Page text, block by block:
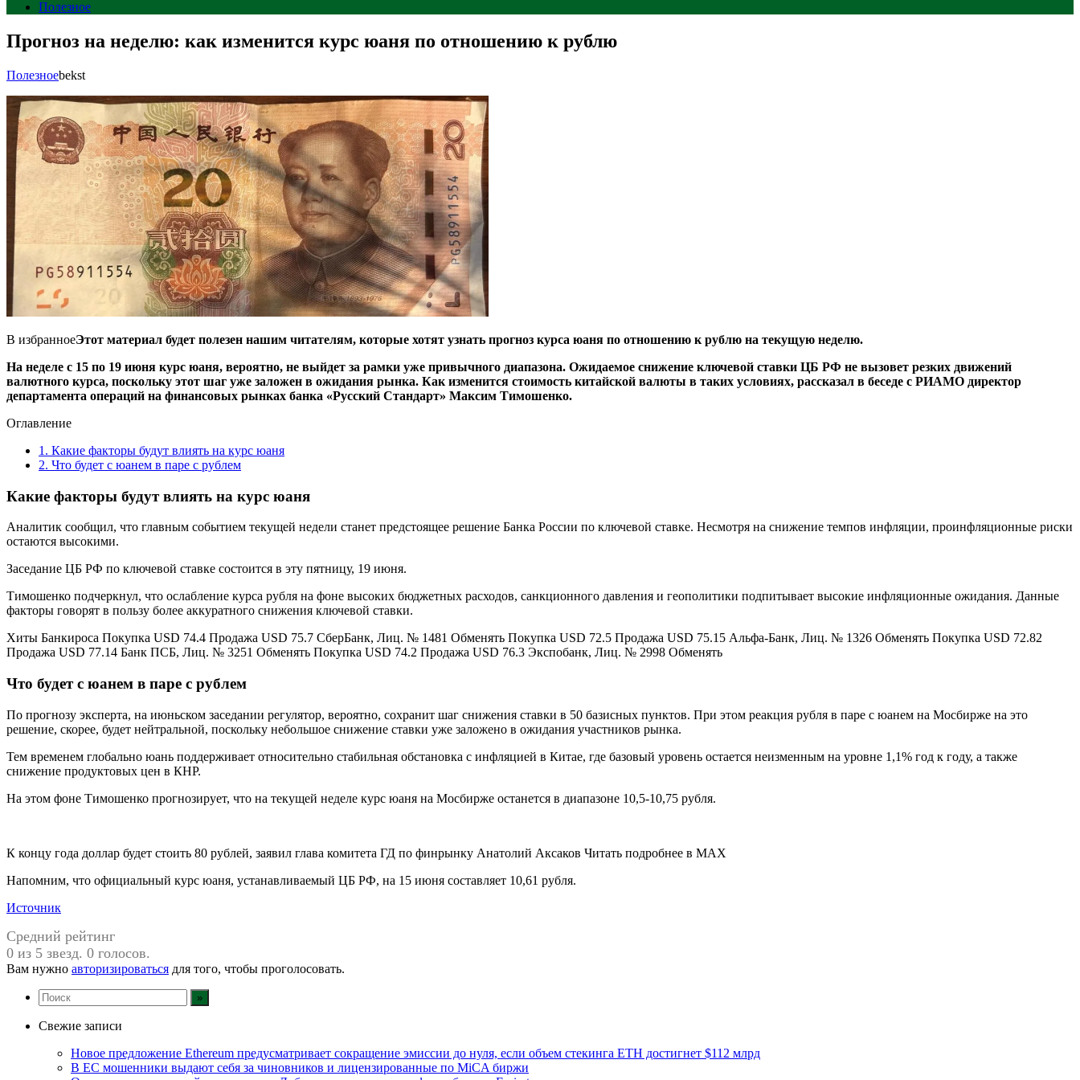
Полезное
Прогноз на неделю: как изменится курс юаня по отношению к рублю
Полезноеbekst
В избранноеЭтот материал будет полезен нашим читателям, которые хотят узнать прогноз курса юаня по отношению к рублю на текущую неделю.
На неделе с 15 по 19 июня курс юаня, вероятно, не выйдет за рамки уже привычного диапазона. Ожидаемое снижение ключевой ставки ЦБ РФ не вызовет резких движений
валютного курса, поскольку этот шаг уже заложен в ожидания рынка. Как изменится стоимость китайской валюты в таких условиях, рассказал в беседе с РИАМО директор
департамента операций на финансовых рынках банка «Русский Стандарт» Максим Тимошенко.
Оглавление
1. Какие факторы будут влиять на курс юаня
2. Что будет с юанем в паре с рублем
Какие факторы будут влиять на курс юаня
Аналитик сообщил, что главным событием текущей недели станет предстоящее решение Банка России по ключевой ставке. Несмотря на снижение темпов инфляции, проинфляционные риски
остаются высокими.
Заседание ЦБ РФ по ключевой ставке состоится в эту пятницу, 19 июня.
Тимошенко подчеркнул, что ослабление курса рубля на фоне высоких бюджетных расходов, санкционного давления и геополитики подпитывает высокие инфляционные ожидания. Данные
факторы говорят в пользу более аккуратного снижения ключевой ставки.
Хиты Банкироса Покупка USD 74.4 Продажа USD 75.7 СберБанк, Лиц. № 1481 Обменять Покупка USD 72.5 Продажа USD 75.15 Альфа-Банк, Лиц. № 1326 Обменять Покупка USD 72.82
Продажа USD 77.14 Банк ПСБ, Лиц. № 3251 Обменять Покупка USD 74.2 Продажа USD 76.3 Экспобанк, Лиц. № 2998 Обменять
Что будет с юанем в паре с рублем
По прогнозу эксперта, на июньском заседании регулятор, вероятно, сохранит шаг снижения ставки в 50 базисных пунктов. При этом реакция рубля в паре с юанем на Мосбирже на это
решение, скорее, будет нейтральной, поскольку небольшое снижение ставки уже заложено в ожидания участников рынка.
Тем временем глобально юань поддерживает относительно стабильная обстановка с инфляцией в Китае, где базовый уровень остается неизменным на уровне 1,1% год к году, а также
снижение продуктовых цен в КНР.
На этом фоне Тимошенко прогнозирует, что на текущей неделе курс юаня на Мосбирже останется в диапазоне 10,5-10,75 рубля.
К концу года доллар будет стоить 80 рублей, заявил глава комитета ГД по финрынку Анатолий Аксаков Читать подробнее в MAX
Напомним, что официальный курс юаня, устанавливаемый ЦБ РФ, на 15 июня составляет 10,61 рубля.
Источник
Средний рейтинг
0 из 5 звезд. 0 голосов.
Вам нужно авторизироваться для того, чтобы проголосовать.
Свежие записи
Новое предложение Ethereum предусматривает сокращение эмиссии до нуля, если объем стекинга ETH достигнет $112 млрд
В ЕС мошенники выдают себя за чиновников и лицензированные по MiCA биржи